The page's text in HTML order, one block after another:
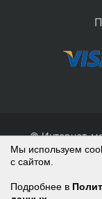
© Интернет-
Политика
Войти
Мы используем
с сайтом.
Подробнее в